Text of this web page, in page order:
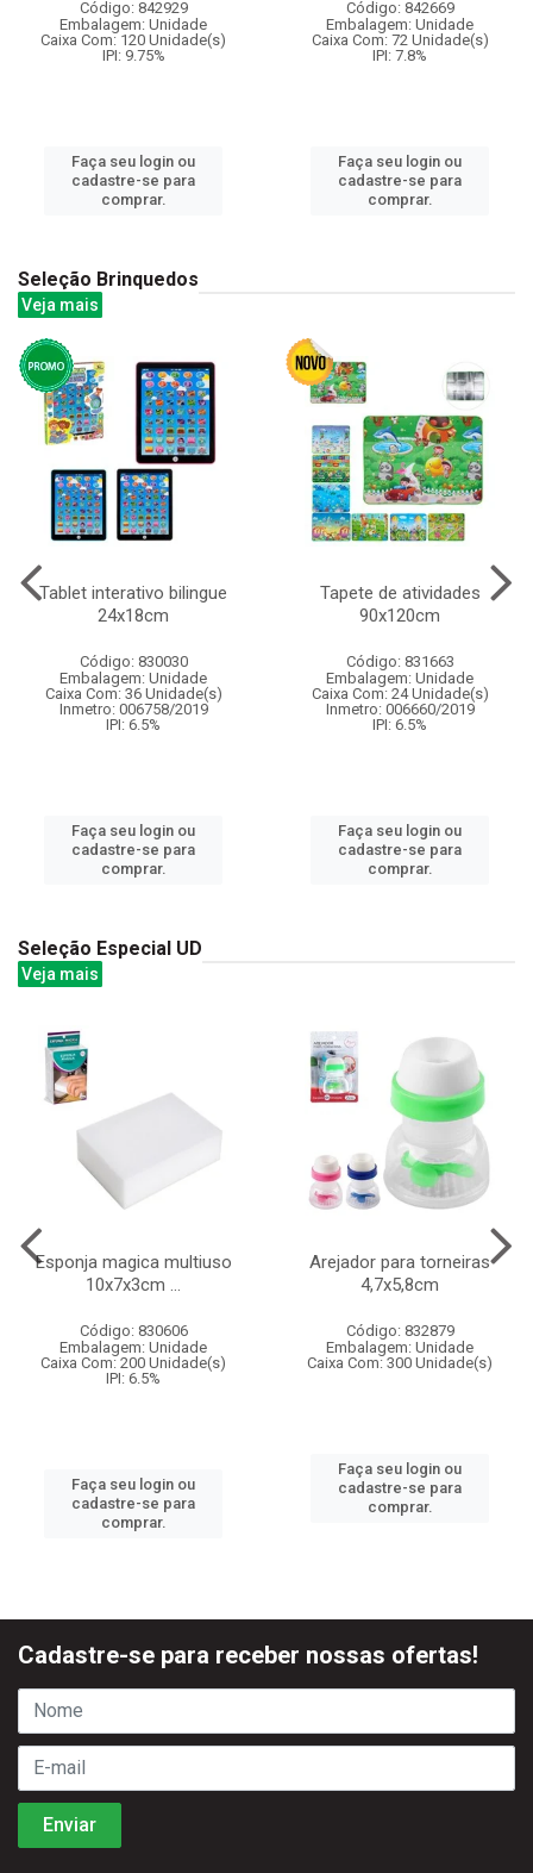
Código: 842929
Embalagem: Unidade
Caixa Com: 120 Unidade(s)
IPI: 9.75%
Faça seu login ou
cadastre-se para
comprar.
Código: 842669
Embalagem: Unidade
Caixa Com: 72 Unidade(s)
IPI: 7.8%
Faça seu login ou
cadastre-se para
comprar.
Seleção Brinquedos
Veja mais
Tablet interativo bilingue
24x18cm
Código: 830030
Embalagem: Unidade
Caixa Com: 36 Unidade(s)
Inmetro: 006758/2019
IPI: 6.5%
Faça seu login ou
cadastre-se para
comprar.
Tapete de atividades
90x120cm
Código: 831663
Embalagem: Unidade
Caixa Com: 24 Unidade(s)
Inmetro: 006660/2019
IPI: 6.5%
Faça seu login ou
cadastre-se para
comprar.
Seleção Especial UD
Veja mais
Esponja magica multiuso
10x7x3cm ...
Código: 830606
Embalagem: Unidade
Caixa Com: 200 Unidade(s)
IPI: 6.5%
Faça seu login ou
cadastre-se para
comprar.
Arejador para torneiras
4,7x5,8cm
Código: 832879
Embalagem: Unidade
Caixa Com: 300 Unidade(s)
Faça seu login ou
cadastre-se para
comprar.
Cadastre-se para receber nossas ofertas!